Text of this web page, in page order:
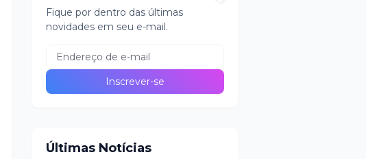
Fique por dentro das últimas
novidades em seu e-mail.
Últimas Notícias